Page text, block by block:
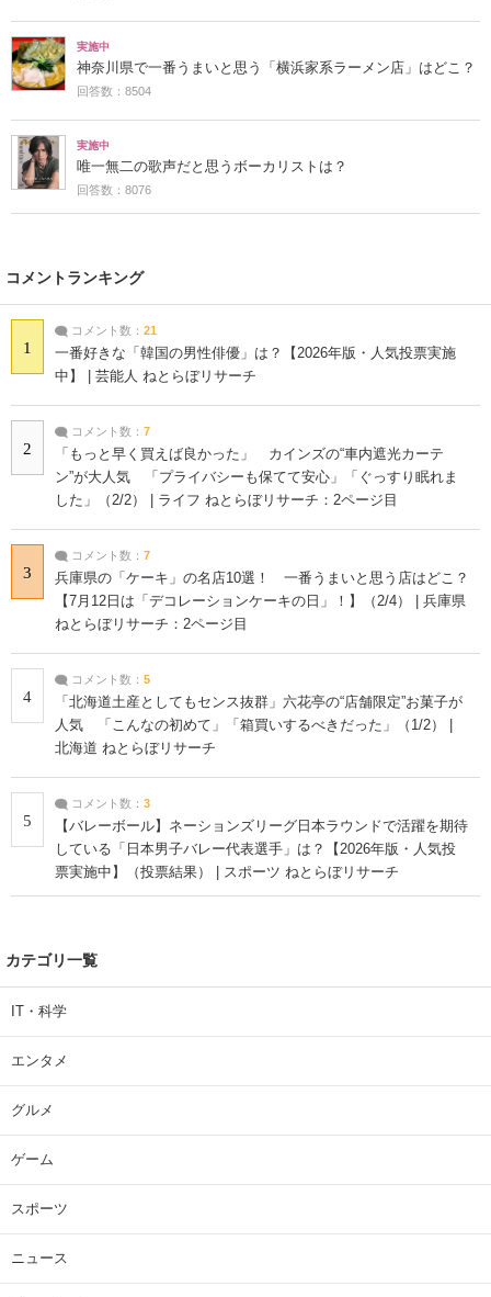
実施中
神奈川県で一番うまいと思う「横浜家系ラーメン店」はどこ？
回答数：8504
実施中
唯一無二の歌声だと思うボーカリストは？
回答数：8076
コメントランキング
1
コメント数： 21
一番好きな「韓国の男性俳優」は？【2026年版・人気投票実施
中】 | 芸能人 ねとらぼリサーチ
2
コメント数： 7
「もっと早く買えば良かった」 カインズの“車内遮光カーテ
ン”が大人気 「プライバシーも保てて安心」「ぐっすり眠れま
した」（2/2） | ライフ ねとらぼリサーチ：2ページ目
3
コメント数： 7
兵庫県の「ケーキ」の名店10選！ 一番うまいと思う店はどこ？
【7月12日は「デコレーションケーキの日」！】（2/4） | 兵庫県
ねとらぼリサーチ：2ページ目
4
コメント数： 5
「北海道土産としてもセンス抜群」六花亭の“店舗限定”お菓子が
人気 「こんなの初めて」「箱買いするべきだった」（1/2） |
北海道 ねとらぼリサーチ
5
コメント数： 3
【バレーボール】ネーションズリーグ日本ラウンドで活躍を期待
している「日本男子バレー代表選手」は？【2026年版・人気投
票実施中】（投票結果） | スポーツ ねとらぼリサーチ
カテゴリ一覧
IT・科学
エンタメ
グルメ
ゲーム
スポーツ
ニュース